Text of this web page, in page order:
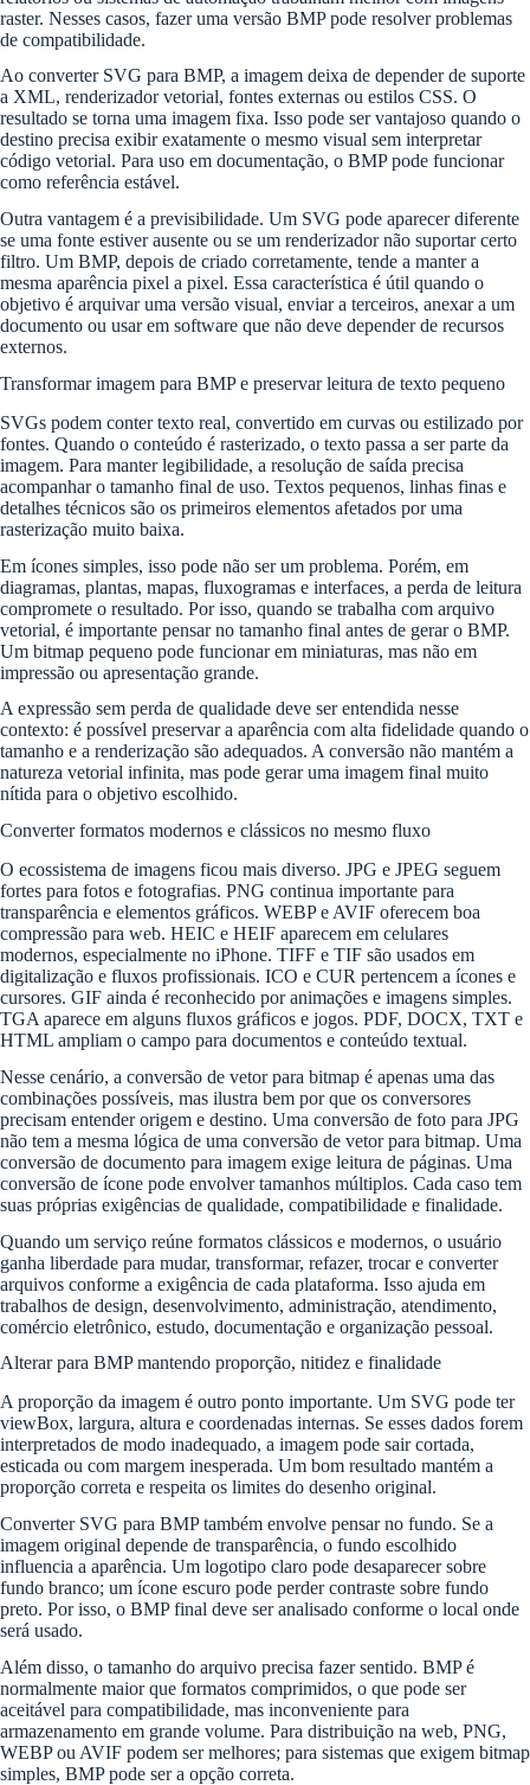
raster. Nesses casos, fazer uma versão BMP pode resolver problemas
de compatibilidade.
Ao converter SVG para BMP, a imagem deixa de depender de suporte
a XML, renderizador vetorial, fontes externas ou estilos CSS. O
resultado se torna uma imagem fixa. Isso pode ser vantajoso quando o
destino precisa exibir exatamente o mesmo visual sem interpretar
código vetorial. Para uso em documentação, o BMP pode funcionar
como referência estável.
Outra vantagem é a previsibilidade. Um SVG pode aparecer diferente
se uma fonte estiver ausente ou se um renderizador não suportar certo
filtro. Um BMP, depois de criado corretamente, tende a manter a
mesma aparência pixel a pixel. Essa característica é útil quando o
objetivo é arquivar uma versão visual, enviar a terceiros, anexar a um
documento ou usar em software que não deve depender de recursos
externos.
Transformar imagem para BMP e preservar leitura de texto pequeno
SVGs podem conter texto real, convertido em curvas ou estilizado por
fontes. Quando o conteúdo é rasterizado, o texto passa a ser parte da
imagem. Para manter legibilidade, a resolução de saída precisa
acompanhar o tamanho final de uso. Textos pequenos, linhas finas e
detalhes técnicos são os primeiros elementos afetados por uma
rasterização muito baixa.
Em ícones simples, isso pode não ser um problema. Porém, em
diagramas, plantas, mapas, fluxogramas e interfaces, a perda de leitura
compromete o resultado. Por isso, quando se trabalha com arquivo
vetorial, é importante pensar no tamanho final antes de gerar o BMP.
Um bitmap pequeno pode funcionar em miniaturas, mas não em
impressão ou apresentação grande.
A expressão sem perda de qualidade deve ser entendida nesse
contexto: é possível preservar a aparência com alta fidelidade quando o
tamanho e a renderização são adequados. A conversão não mantém a
natureza vetorial infinita, mas pode gerar uma imagem final muito
nítida para o objetivo escolhido.
Converter formatos modernos e clássicos no mesmo fluxo
O ecossistema de imagens ficou mais diverso. JPG e JPEG seguem
fortes para fotos e fotografias. PNG continua importante para
transparência e elementos gráficos. WEBP e AVIF oferecem boa
compressão para web. HEIC e HEIF aparecem em celulares
modernos, especialmente no iPhone. TIFF e TIF são usados em
digitalização e fluxos profissionais. ICO e CUR pertencem a ícones e
cursores. GIF ainda é reconhecido por animações e imagens simples.
TGA aparece em alguns fluxos gráficos e jogos. PDF, DOCX, TXT e
HTML ampliam o campo para documentos e conteúdo textual.
Nesse cenário, a conversão de vetor para bitmap é apenas uma das
combinações possíveis, mas ilustra bem por que os conversores
precisam entender origem e destino. Uma conversão de foto para JPG
não tem a mesma lógica de uma conversão de vetor para bitmap. Uma
conversão de documento para imagem exige leitura de páginas. Uma
conversão de ícone pode envolver tamanhos múltiplos. Cada caso tem
suas próprias exigências de qualidade, compatibilidade e finalidade.
Quando um serviço reúne formatos clássicos e modernos, o usuário
ganha liberdade para mudar, transformar, refazer, trocar e converter
arquivos conforme a exigência de cada plataforma. Isso ajuda em
trabalhos de design, desenvolvimento, administração, atendimento,
comércio eletrônico, estudo, documentação e organização pessoal.
Alterar para BMP mantendo proporção, nitidez e finalidade
A proporção da imagem é outro ponto importante. Um SVG pode ter
viewBox, largura, altura e coordenadas internas. Se esses dados forem
interpretados de modo inadequado, a imagem pode sair cortada,
esticada ou com margem inesperada. Um bom resultado mantém a
proporção correta e respeita os limites do desenho original.
Converter SVG para BMP também envolve pensar no fundo. Se a
imagem original depende de transparência, o fundo escolhido
influencia a aparência. Um logotipo claro pode desaparecer sobre
fundo branco; um ícone escuro pode perder contraste sobre fundo
preto. Por isso, o BMP final deve ser analisado conforme o local onde
será usado.
Além disso, o tamanho do arquivo precisa fazer sentido. BMP é
normalmente maior que formatos comprimidos, o que pode ser
aceitável para compatibilidade, mas inconveniente para
armazenamento em grande volume. Para distribuição na web, PNG,
WEBP ou AVIF podem ser melhores; para sistemas que exigem bitmap
simples, BMP pode ser a opção correta.